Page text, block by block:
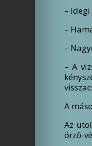
–
–
–
– A
A
Az
örző-